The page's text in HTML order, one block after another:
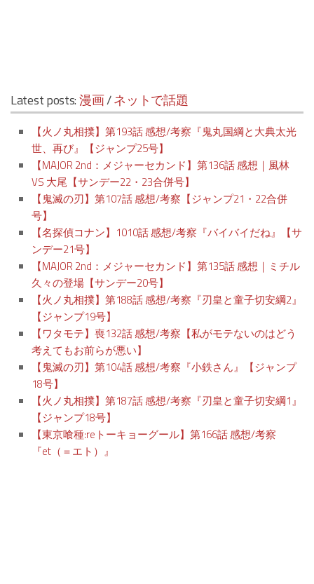
Latest posts:漫画/ネットで話題
【火ノ丸相撲】第193話 感想/考察『鬼丸国綱と大典太光
世、再び』【ジャンプ25号】
【MAJOR 2nd：メジャーセカンド】第136話 感想｜風林
VS 大尾【サンデー22・23合併号】
【鬼滅の刃】第107話 感想/考察【ジャンプ21・22合併
号】
【名探偵コナン】1010話 感想/考察『バイバイだね』【サ
ンデー21号】
【MAJOR 2nd：メジャーセカンド】第135話 感想｜ミチル
久々の登場【サンデー20号】
【火ノ丸相撲】第188話 感想/考察『刃皇と童子切安綱2』
【ジャンプ19号】
【ワタモテ】喪132話 感想/考察【私がモテないのはどう
考えてもお前らが悪い】
【鬼滅の刃】第104話 感想/考察『小鉄さん』【ジャンプ
18号】
【火ノ丸相撲】第187話 感想/考察『刃皇と童子切安綱1』
【ジャンプ18号】
【東京喰種:reトーキョーグール】第166話 感想/考察
『et（＝エト）』